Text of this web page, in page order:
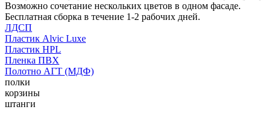
Возможно сочетание нескольких цветов в одном фасаде.
Бесплатная сборка в течение 1-2 рабочих дней.
ЛДСП
Пластик Alvic Luxe
Пластик HPL
Пленка ПВХ
Полотно АГТ (МДФ)
полки
корзины
штанги